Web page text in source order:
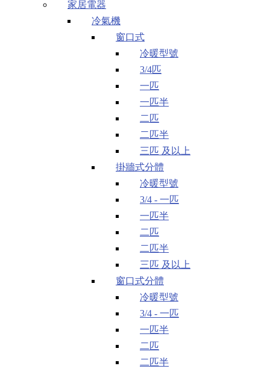
家居電器
冷氣機
窗口式
冷暖型號
3/4匹
一匹
一匹半
二匹
二匹半
三匹 及以上
掛牆式分體
冷暖型號
3/4 - 一匹
一匹半
二匹
二匹半
三匹 及以上
窗口式分體
冷暖型號
3/4 - 一匹
一匹半
二匹
二匹半